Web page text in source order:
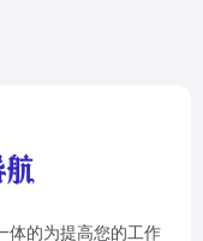
体的为提高您的工作